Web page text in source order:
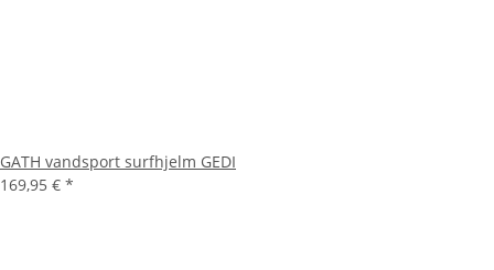
GATH vandsport surfhjelm GEDI
169,95 € *